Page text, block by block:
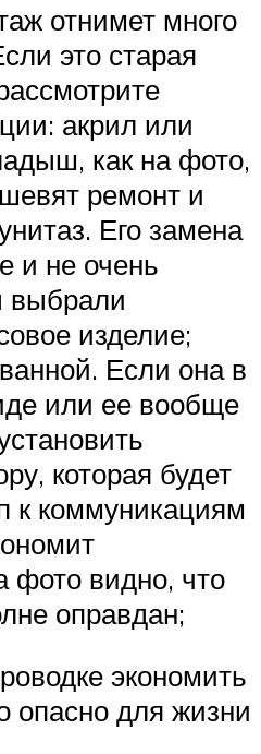
отнимет много
это старая
акрил или
как на фото,
ремонт и
Его замена
и не очень
выбрали
изделие;
Если она в
или ее вообще
которая будет
к коммуникациям
фото видно, что
оправдан;
экономить
опасно для жизни